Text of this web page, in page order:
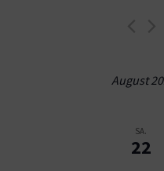
August
SA.
22